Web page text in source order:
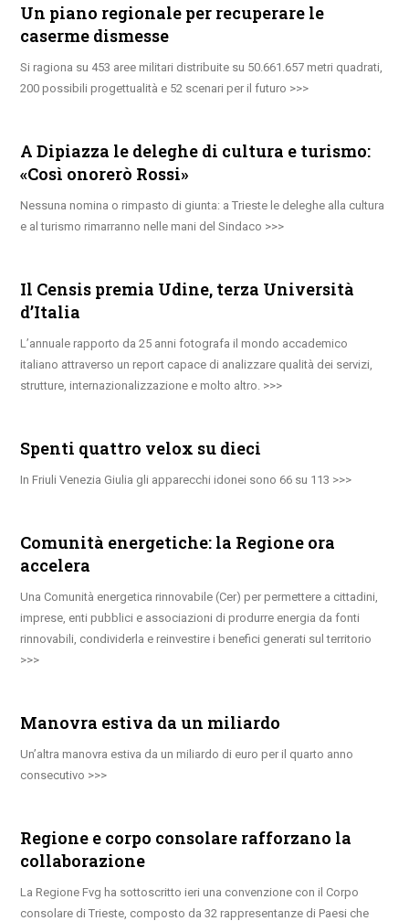
Un piano regionale per recuperare le
caserme dismesse
Si ragiona su 453 aree militari distribuite su 50.661.657 metri quadrati,
200 possibili progettualità e 52 scenari per il futuro
A Dipiazza le deleghe di cultura e turismo:
«Così onorerò Rossi»
Nessuna nomina o rimpasto di giunta: a Trieste le deleghe alla cultura
e al turismo rimarranno nelle mani del Sindaco
Il Censis premia Udine, terza Università
d’Italia
L’annuale rapporto da 25 anni fotografa il mondo accademico
italiano attraverso un report capace di analizzare qualità dei servizi,
strutture, internazionalizzazione e molto altro.
Spenti quattro velox su dieci
In Friuli Venezia Giulia gli apparecchi idonei sono 66 su 113
Comunità energetiche: la Regione ora
accelera
Una Comunità energetica rinnovabile (Cer) per permettere a cittadini,
imprese, enti pubblici e associazioni di produrre energia da fonti
rinnovabili, condividerla e reinvestire i benefici generati sul territorio
Manovra estiva da un miliardo
Un’altra manovra estiva da un miliardo di euro per il quarto anno
consecutivo
Regione e corpo consolare rafforzano la
collaborazione
La Regione Fvg ha sottoscritto ieri una convenzione con il Corpo
consolare di Trieste, composto da 32 rappresentanze di Paesi che